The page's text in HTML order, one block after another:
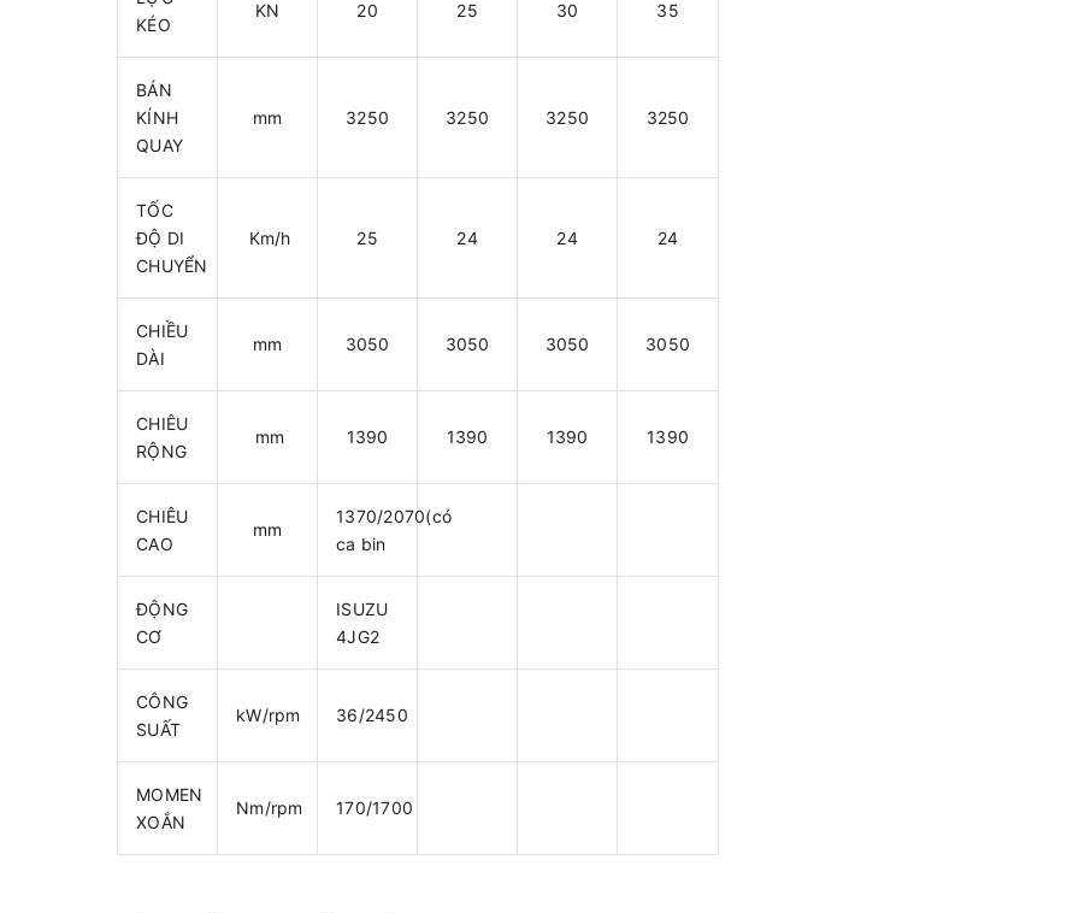
KÉO
KN 20 25 30 35
BÁN
KÍNH
QUAY
mm 3250 3250 3250 3250
TỐC
ĐỘ DI
CHUYỂN
Km/h 25 24 24 24
CHIỀU
DÀI
mm 3050 3050 3050 3050
CHIÊU
RỘNG
mm 1390 1390 1390 1390
CHIÊU
CAO
mm
1370/2070(có
ca bin
ĐỘNG
CƠ
ISUZU
4JG2
CÔNG
SUẤT
kW/rpm 36/2450
MOMEN
XOẮN
Nm/rpm 170/1700